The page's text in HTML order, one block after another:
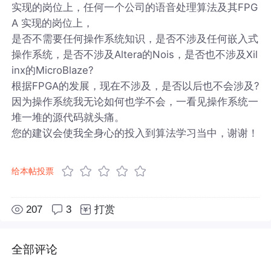
实现的岗位上，任何一个公司的语音处理算法及其FPG
A 实现的岗位上，
是否不需要任何操作系统知识，是否不涉及任何嵌入式
操作系统，是否不涉及Altera的Nois，是否也不涉及Xil
inx的MicroBlaze?
根据FPGA的发展，现在不涉及，是否以后也不会涉及?
因为操作系统我无论如何也学不会，一看见操作系统一
堆一堆的源代码就头痛。
您的建议会使我全身心的投入到算法学习当中，谢谢！
给本帖投票
207 3 打赏
全部评论